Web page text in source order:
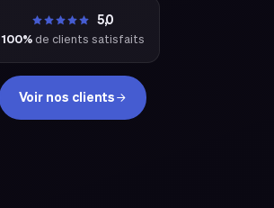
5,0
100% de clients satisfaits
Voir nos clients